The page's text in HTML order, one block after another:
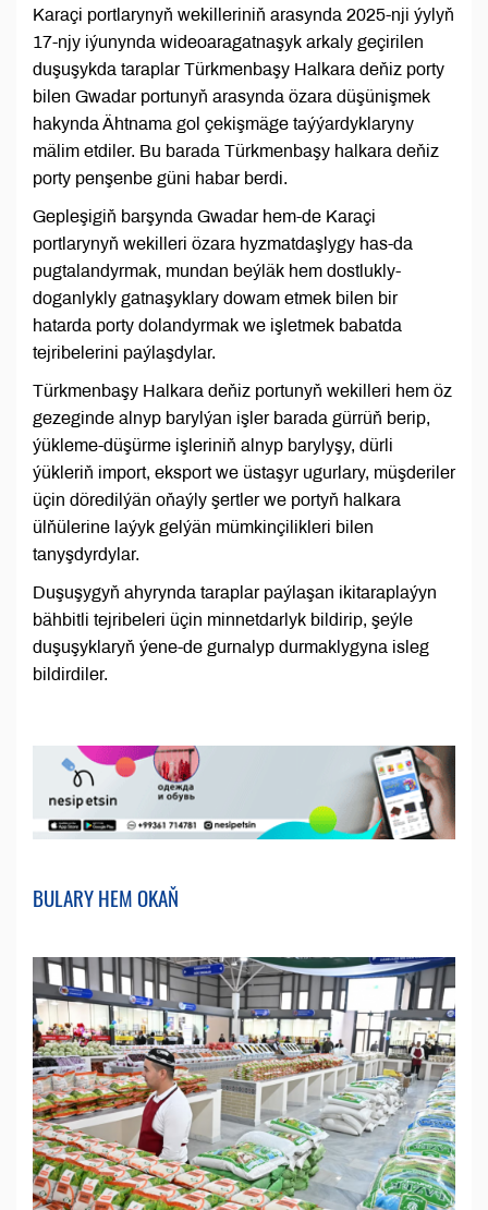
Karaçi portlarynyň wekilleriniň arasynda 2025-nji ýylyň
17-njy iýunynda wideoaragatnaşyk arkaly geçirilen
duşuşykda taraplar Türkmenbaşy Halkara deňiz porty
bilen Gwadar portunyň arasynda özara düşünişmek
hakynda Ähtnama gol çekişmäge taýýardyklaryny
mälim etdiler. Bu barada Türkmenbaşy halkara deňiz
porty penşenbe güni habar berdi.
Gepleşigiň barşynda Gwadar hem-de Karaçi
portlarynyň wekilleri özara hyzmatdaşlygy has-da
pugtalandyrmak, mundan beýläk hem dostlukly-
doganlykly gatnaşyklary dowam etmek bilen bir
hatarda porty dolandyrmak we işletmek babatda
tejribelerini paýlaşdylar.
Türkmenbaşy Halkara deňiz portunyň wekilleri hem öz
gezeginde alnyp barylýan işler barada gürrüň berip,
ýükleme-düşürme işleriniň alnyp barylyşy, dürli
ýükleriň import, eksport we üstaşyr ugurlary, müşderiler
üçin döredilýän oňaýly şertler we portyň halkara
ülňülerine laýyk gelýän mümkinçilikleri bilen
tanyşdyrdylar.
Duşuşygyň ahyrynda taraplar paýlaşan ikitaraplaýyn
bähbitli tejribeleri üçin minnetdarlyk bildirip, şeýle
duşuşyklaryň ýene-de gurnalyp durmaklygyna isleg
bildirdiler.
BULARY HEM OKAŇ